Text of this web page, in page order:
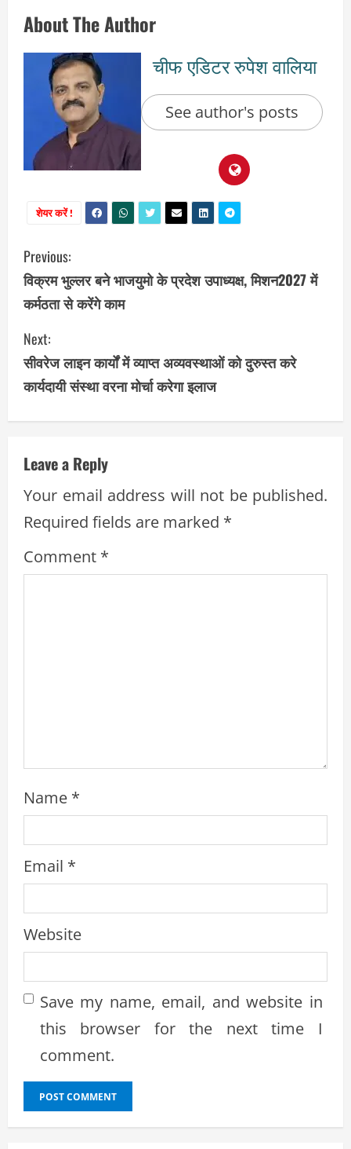
About The Author
चीफ एडिटर रुपेश वालिया
See author's posts
शेयर करें !
C
o
n
t
i
n
u
e
R
e
Previous:
विक्रम भुल्लर बने भाजयुमो के प्रदेश उपाध्यक्ष, मिशन2027 में
कर्मठता से करेंगे काम
Next:
सीवरेज लाइन कार्यों में व्याप्त अव्यवस्थाओं को दुरुस्त करे
कार्यदायी संस्था वरना मोर्चा करेगा इलाज
Leave a Reply
Your email address will not be published.
Required fields are marked *
Comment *
Name *
Email *
Website
Save my name, email, and website in
this browser for the next time I
comment.